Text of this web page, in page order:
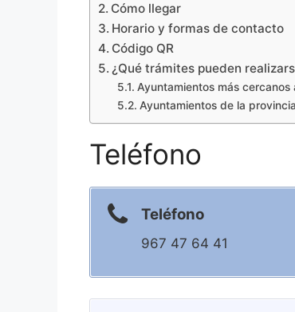
Cómo llegar
Horario y formas de contacto
Código QR
¿Qué trámites pueden
Ayuntamientos más
Ayuntamientos de la
Teléfono
Teléfono
967 47 64 41